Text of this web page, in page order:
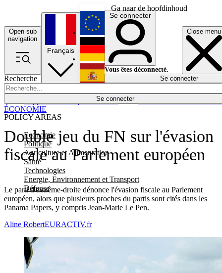
Ga naar de hoofdinhoud
Open sub
navigation
Close menu
Recherche
Se connecter
POLICY AREAS
Economie
Politique
Agriculture et Alimentation
Santé
Technologies
Energie, Environnement et Transport
Défense
Économie
Français
English
Deutsch
Español
Se connecter
Vous êtes déconnecté.
Se connecter
Double jeu du FN sur l'évasion
fiscale au Parlement européen
Le parti d'extrême-droite dénonce l'évasion fiscale au Parlement
européen, alors que plusieurs proches du partis sont cités dans les
Panama Papers, y compris Jean-Marie Le Pen.
ÉCONOMIE
Aline RobertEURACTIV.fr